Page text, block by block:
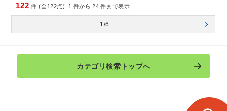
122 件 (全122点) 1 件から 24 件まで表示
1/6
カテゴリ検索トップへ